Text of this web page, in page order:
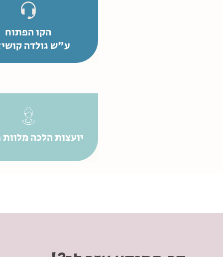
הקו הפתוח
ע"ש גולדה
יועצות הלכה מלוות